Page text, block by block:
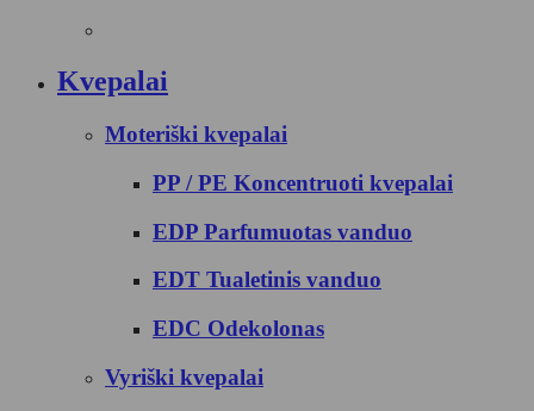
Kvepalai
Moteriški kvepalai
PP / PE Koncentruoti kvepalai
EDP Parfumuotas vanduo
EDT Tualetinis vanduo
EDC Odekolonas
Vyriški kvepalai